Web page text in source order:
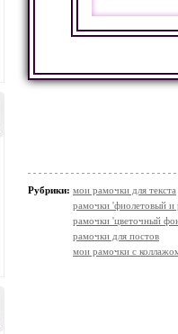
Рубрики: мои рамочки для текста
рамочки 'фиолетовый и
рамочки 'цветочный
рамочки для постов
мои рамочки с